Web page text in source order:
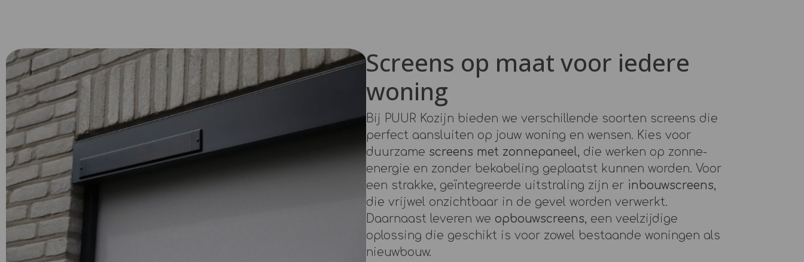
Screens op maat voor iedere
woning
Bij PUUR Kozijn bieden we verschillende soorten screens die
perfect aansluiten op jouw woning en wensen. Kies voor
duurzame screens met zonnepaneel, die werken op zonne-
energie en zonder bekabeling geplaatst kunnen worden. Voor
een strakke, geïntegreerde uitstraling zijn er inbouwscreens,
die vrijwel onzichtbaar in de gevel worden verwerkt.
Daarnaast leveren we opbouwscreens, een veelzijdige
oplossing die geschikt is voor zowel bestaande woningen als
nieuwbouw.